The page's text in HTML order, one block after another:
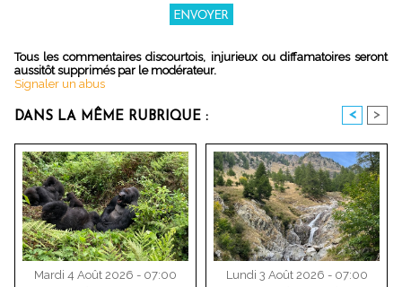
Tous les commentaires discourtois, injurieux ou diffamatoires seront
aussitôt supprimés par le modérateur.
Signaler un abus
DANS LA MÊME RUBRIQUE : < >
Mardi 4 Août 2026 - 07:00
Lundi 3 Août 2026 - 07:00